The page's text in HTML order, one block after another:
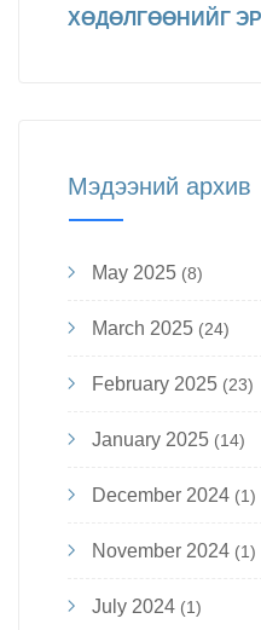
ХӨДӨЛГӨӨНИЙГ
Мэдээний архив
May 2025 (8)
March 2025 (24)
February 2025 (23)
January 2025 (14)
December 2024 (1)
November 2024 (1)
July 2024 (1)